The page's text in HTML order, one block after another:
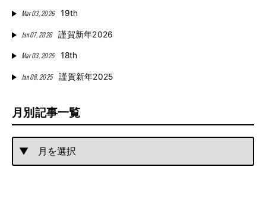
Mar 03, 2026 19th
Jan 07, 2026 謹賀新年2026
Mar 03, 2025 18th
Jan 08, 2025 謹賀新年2025
月別記事一覧